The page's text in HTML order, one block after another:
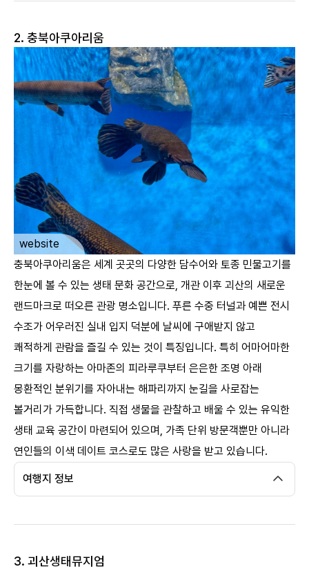
2. 충북아쿠아리움
website
ㅤ
충북아쿠아리움은 세계 곳곳의 다양한 담수어와 토종 민물고기를
한눈에 볼 수 있는 생태 문화 공간으로, 개관 이후 괴산의 새로운
랜드마크로 떠오른 관광 명소입니다. 푸른 수중 터널과 예쁜 전시
수조가 어우러진 실내 입지 덕분에 날씨에 구애받지 않고
쾌적하게 관람을 즐길 수 있는 것이 특징입니다. 특히 어마어마한
크기를 자랑하는 아마존의 피라루쿠부터 은은한 조명 아래
몽환적인 분위기를 자아내는 해파리까지 눈길을 사로잡는
볼거리가 가득합니다. 직접 생물을 관찰하고 배울 수 있는 유익한
생태 교육 공간이 마련되어 있으며, 가족 단위 방문객뿐만 아니라
연인들의 이색 데이트 코스로도 많은 사랑을 받고 있습니다. ​
여행지 정보
3. 괴산생태뮤지엄